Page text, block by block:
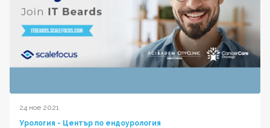
24 ное 2021
Урология - Център по ендоурология